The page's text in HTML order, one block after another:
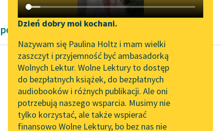
Katalog DAISY
Podkasty o książkach
Zgłoś brak utworu
Aktualności
„Prokurator Alicja Horn”
do słuchania
Byliśmy częścią AI Impact
Lab
Zapraszamy na spotkanie
Narzędzia
Mapa Wolnych Lektur
Leśmianator
Przewodnik dla piszących i
czytających
Dzień dobry moi kochani.
Nazywam się Paulina Holtz i mam wielki
zaszczyt i przyjemność być ambasadorką
Wolnych Lektur. Wolne Lektury to dostęp
do bezpłatnych książek, do bezpłatnych
audiobooków i różnych publikacji. Ale oni
potrzebują naszego wsparcia. Musimy nie
tylko korzystać, ale także wspierać
finansowo Wolne Lektury, bo bez nas nie
powieści historyczne Henryka Sienkiewicza
Henryk Sienkiewicz
Pan Wołodyjowski
Krzysia wróciła dopiero